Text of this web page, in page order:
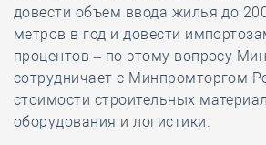
довести объем ввода жилья до
метров в год и довести
процентов – по этому вопросу
сотрудничает с Минпромторгом
стоимости строительных
оборудования и логистики.